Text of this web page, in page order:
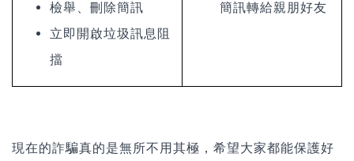
檢舉、刪除簡訊
立即開啟垃圾訊息阻
擋
簡訊轉給親朋好友
現在的詐騙真的是無所不用其極，希望大家都能保護好